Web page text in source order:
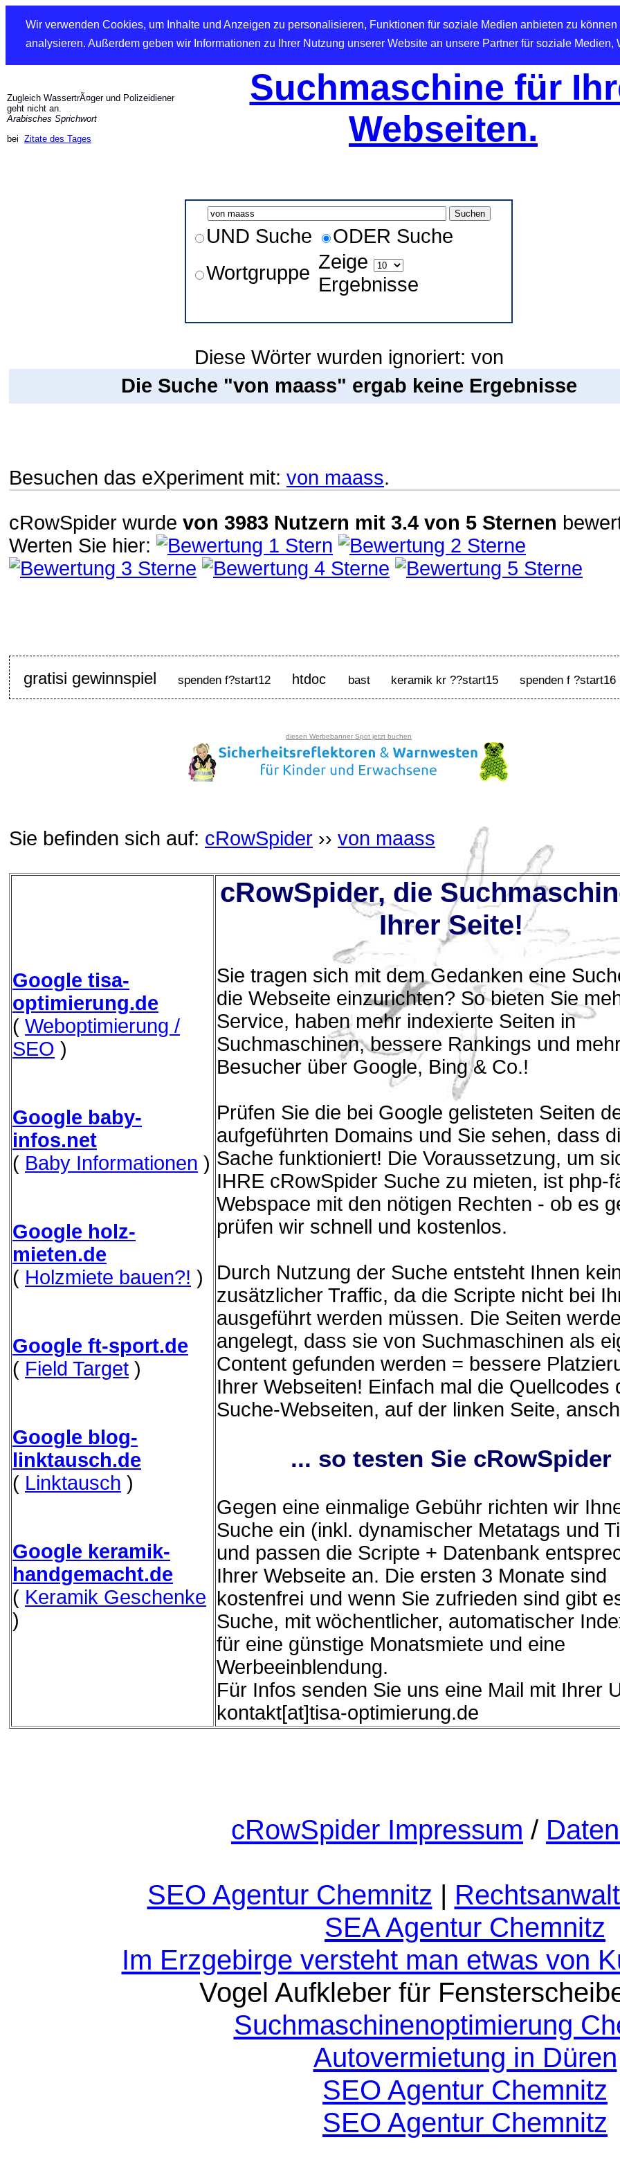
Wir verwenden Cookies, um Inhalte und Anzeigen zu personalisieren, Funktionen für soziale Medien anbieten zu
analysieren. Außerdem geben wir Informationen zu Ihrer Nutzung unserer Website an unsere Partner für soziale Medien,
Zugleich WassertrÃ¤ger und Polizeidiener
geht nicht an.
Arabisches Sprichwort
bei Zitate des Tages
Suchmaschine für
Webseiten.
UND Suche
ODER Suche
Wortgruppe Zeige
Ergebnisse
Diese Wörter wurden ignoriert: von
Die Suche "von maass" ergab keine Ergebnisse
Besuchen das eXperiment mit: von maass.
cRowSpider wurde von 3983 Nutzern mit 3.4 von 5 Sternen
Werten Sie hier:
gratisi gewinnspiel spenden f?start12 htdoc bast keramik kr ??start15 spenden f ?start16
diesen Werbebanner Spot jetzt buchen
Sie befinden sich auf: cRowSpider ›› von maass
Google tisa-
optimierung.de
( Weboptimierung /
SEO )
Google baby-
infos.net
( Baby Informationen )
Google holz-
mieten.de
( Holzmiete bauen?! )
Google ft-sport.de
( Field Target )
Google blog-
linktausch.de
( Linktausch )
Google keramik-
handgemacht.de
( Keramik Geschenke
)
cRowSpider, die
Ihrer Seite!
Sie tragen sich mit dem Gedanken eine
die Webseite einzurichten? So bieten Sie
Service, haben mehr indexierte Seiten in
Suchmaschinen, bessere Rankings und
Besucher über Google, Bing & Co.!
Prüfen Sie die bei Google gelisteten Seiten
aufgeführten Domains und Sie sehen, dass
Sache funktioniert! Die Voraussetzung, um
IHRE cRowSpider Suche zu mieten, ist php-
Webspace mit den nötigen Rechten - ob es
prüfen wir schnell und kostenlos.
Durch Nutzung der Suche entsteht Ihnen
zusätzlicher Traffic, da die Scripte nicht bei
ausgeführt werden müssen. Die Seiten
angelegt, dass sie von Suchmaschinen als
Content gefunden werden = bessere
Ihrer Webseiten! Einfach mal die Quellcodes
Suche-Webseiten, auf der linken Seite,
... so testen Sie cRowSpider
Gegen eine einmalige Gebühr richten wir
Suche ein (inkl. dynamischer Metatags und
und passen die Scripte + Datenbank
Ihrer Webseite an. Die ersten 3 Monate sind
kostenfrei und wenn Sie zufrieden sind gibt
Suche, mit wöchentlicher, automatischer
für eine günstige Monatsmiete und eine
Werbeeinblendung.
Für Infos senden Sie uns eine Mail mit Ihrer
kontakt[at]tisa-optimierung.de
cRowSpider Impressum /
SEO Agentur Chemnitz |
SEA Agentur Chemnitz
Im Erzgebirge versteht man etwas von
Vogel Aufkleber für
Suchmaschinenoptimierung
Autovermietung in Düren
SEO Agentur Chemnitz
SEO Agentur Chemnitz